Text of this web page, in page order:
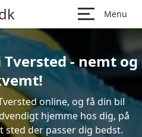
Menu
- nemt og
online, og få din bil
hjemme hos dig, på
sted der passer dig bedst.